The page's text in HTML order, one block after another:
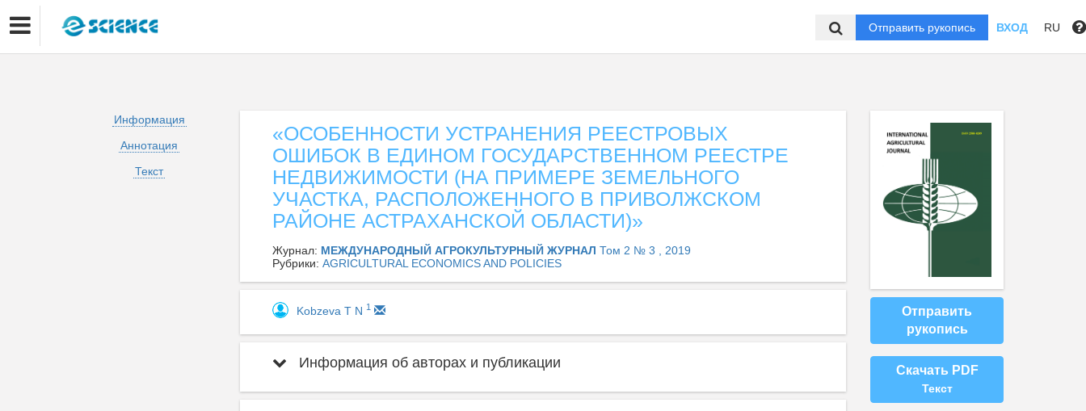
Отправить рукопись ВХОД RU
Информация
Аннотация
Текст
«ОСОБЕННОСТИ УСТРАНЕНИЯ РЕЕСТРОВЫХ
ОШИБОК В ЕДИНОМ ГОСУДАРСТВЕННОМ РЕЕСТРЕ
НЕДВИЖИМОСТИ (НА ПРИМЕРЕ ЗЕМЕЛЬНОГО
УЧАСТКА, РАСПОЛОЖЕННОГО В ПРИВОЛЖСКОМ
РАЙОНЕ АСТРАХАНСКОЙ ОБЛАСТИ)»
Журнал: МЕЖДУНАРОДНЫЙ АГРОКУЛЬТУРНЫЙ ЖУРНАЛ Том 2 № 3 , 2019
Рубрики: AGRICULTURAL ECONOMICS AND POLICIES
Kobzeva T N 1
Информация об авторах и публикации
Отправить
рукопись
Скачать PDF
Текст